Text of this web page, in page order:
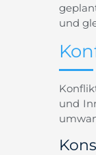
und
und